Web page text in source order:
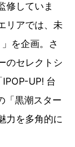
修していま
リアでは、未
を企画。さ
のセレクトシ
UP! 台
「黒潮スター
力を多角的に